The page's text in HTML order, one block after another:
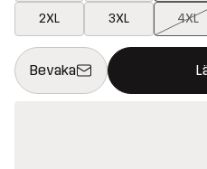
2XL 3XL 4XL
Bevaka
Denna knapp kommer att
{{size}} inte tillgänglig